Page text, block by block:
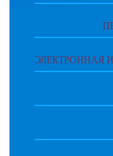
ЭЛЕКТРОННАЯ